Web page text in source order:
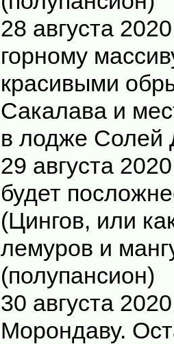
28 августа
горному
красивыми
Сакалава и
в лодже Солей
29 августа
будет
(Цингов, или
лемуров и
(полупансион)
30 августа
Морондаву.